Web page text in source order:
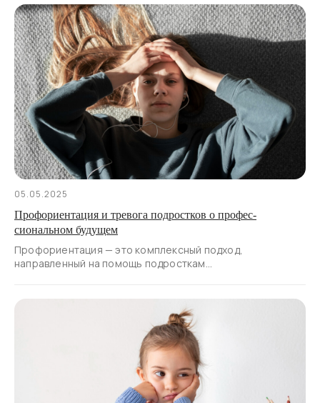
05.05.2025
Профориентация и тревога подростков о профес­
сиональном будущем
Профориентация — это комплексный подход,
направленный на помощь подросткам